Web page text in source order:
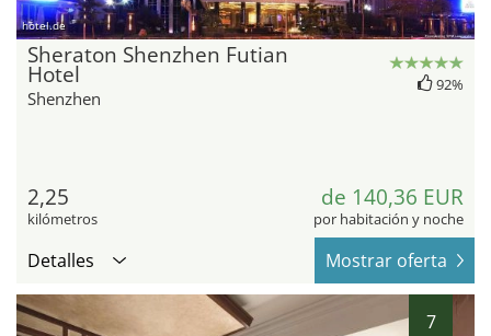
hotel.de
Sheraton Shenzhen Futian
Hotel
Shenzhen
92%
2,25
kilómetros
de 140,36 EUR
por habitación y noche
Detalles Mostrar oferta
7